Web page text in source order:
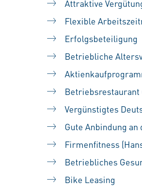
Attraktive
Flexible
Erfolgsbeteiligung
Betriebliche
Vergünstigtes
Gute Anbindung
Firmenfitness
Betriebliches
Bike Leasing